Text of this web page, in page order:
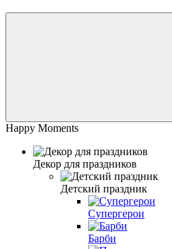
Happy Moments
Декор для праздников
Детский праздник
Супергерои
Барби